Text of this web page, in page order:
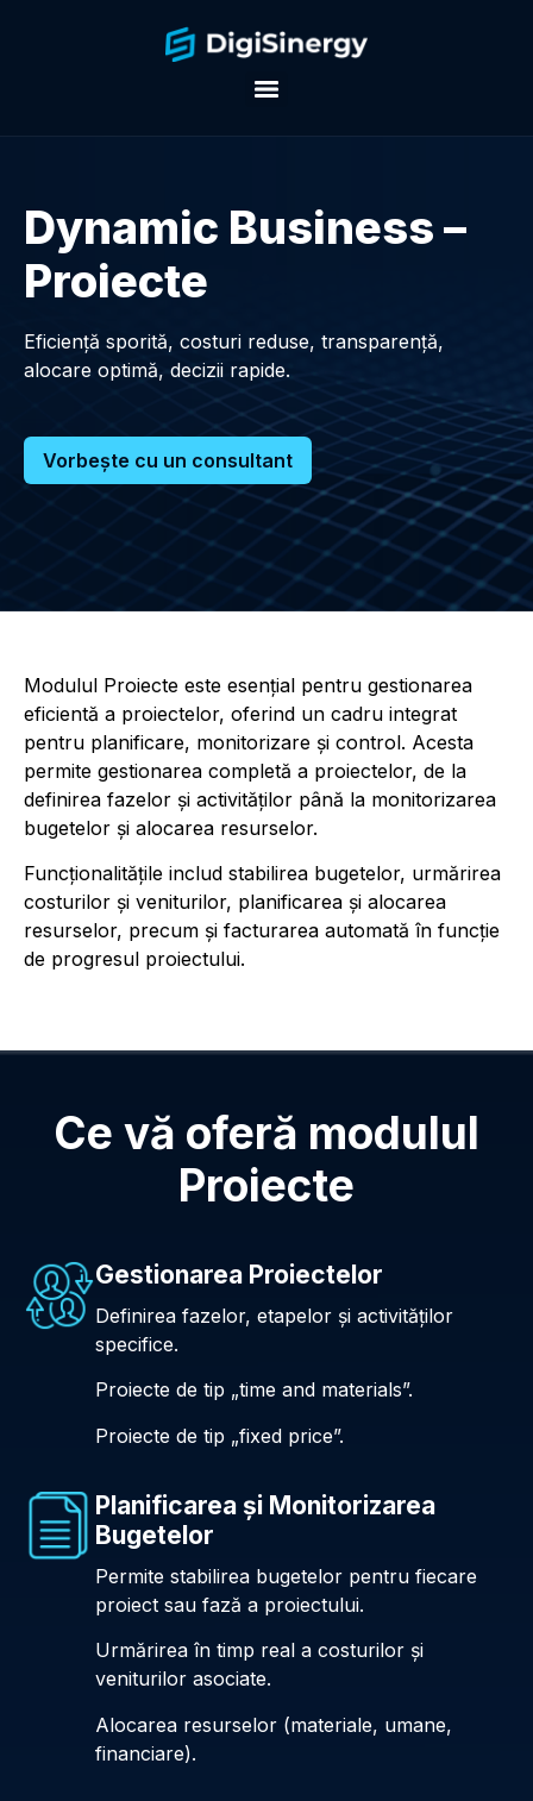
Dynamic Business –
Proiecte
Eficiență sporită, costuri reduse, transparență,
alocare optimă, decizii rapide.
Vorbeşte cu un consultant
Modulul Proiecte este esențial pentru gestionarea
eficientă a proiectelor, oferind un cadru integrat
pentru planificare, monitorizare și control. Acesta
permite gestionarea completă a proiectelor, de la
definirea fazelor și activităților până la monitorizarea
bugetelor și alocarea resurselor.
Funcționalitățile includ stabilirea bugetelor, urmărirea
costurilor și veniturilor, planificarea și alocarea
resurselor, precum și facturarea automată în funcție
de progresul proiectului.
Ce vă oferă modulul
Proiecte
Gestionarea Proiectelor
Definirea fazelor, etapelor și activităților
specifice.
Proiecte de tip „time and materials”.
Proiecte de tip „fixed price”.
Planificarea și Monitorizarea
Bugetelor
Permite stabilirea bugetelor pentru fiecare
proiect sau fază a proiectului.
Urmărirea în timp real a costurilor și
veniturilor asociate.
Alocarea resurselor (materiale, umane,
financiare).